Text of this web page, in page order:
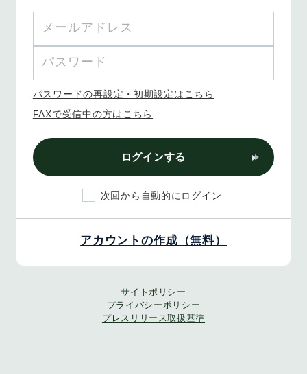
パスワードの再設定・初期設定はこちら
FAXで受信中の方はこちら
ログインする
次回から自動的にログイン
アカウントの作成（無料）
サイトポリシー
プライバシーポリシー
プレスリリース取扱基準